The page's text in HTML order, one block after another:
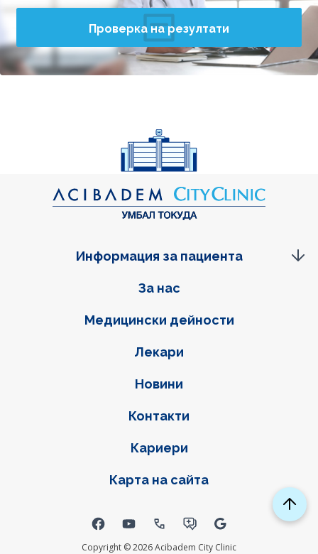
Проверка на резултати
Фуутер навигация
За нас
Медицински дейности
Лекари
Новини
Контакти
Кариери
Карта на сайта
Информация за пациента
Copyright © 2026 Acibadem City Clinic
Social links